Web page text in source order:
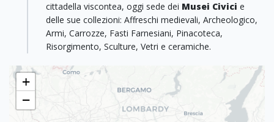
cittadella viscontea, oggi sede dei Musei Civici e
delle sue collezioni: Affreschi medievali, Archeologico,
Armi, Carrozze, Fasti Farnesiani, Pinacoteca,
Risorgimento, Sculture, Vetri e ceramiche.
+
−